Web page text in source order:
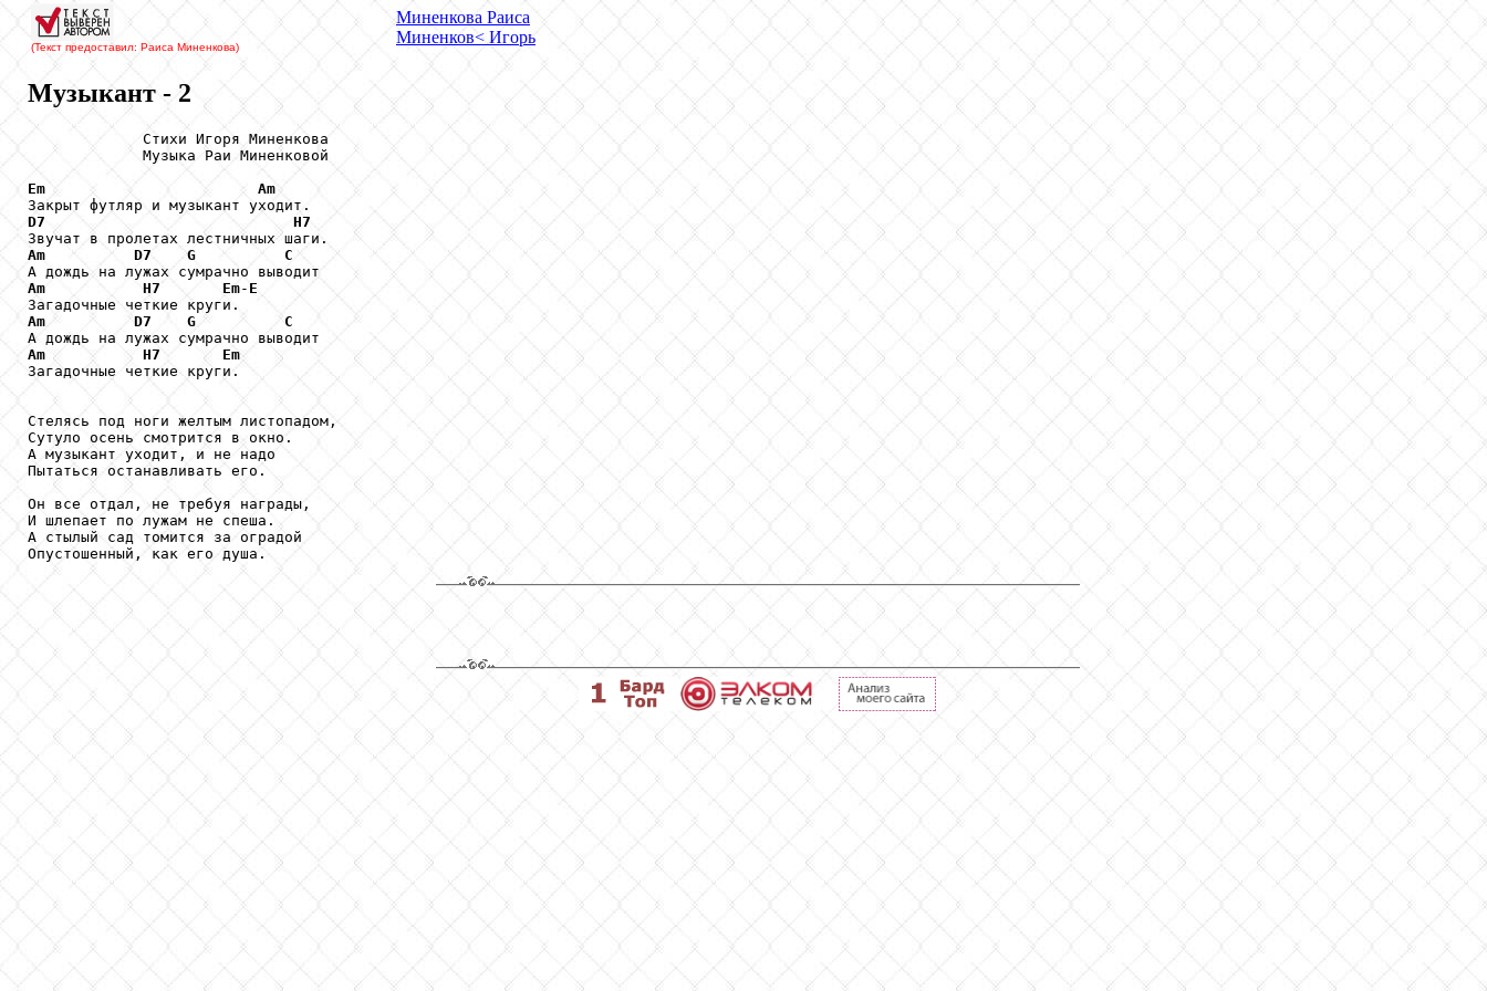
(Текст предоставил: Раиса Миненкова)
Миненкова Раиса
Миненков< Игорь
Музыкант - 2
             Стихи Игоря Миненкова
             Музыка Раи Миненковой
Em
Am
D7
H7
Am
D7 G
C
Am
H7 Em- E
Am
D7 G
C
Am
H7
Em
Загадочные четкие круги.
Стелясь под ноги желтым листопадом,
Сутуло осень смотрится в окно.
А музыкант уходит, и не надо
Пытаться останавливать его.
Он все отдал, не требуя награды,
И шлепает по лужам не спеша.
А стылый сад томится за оградой
Опустошенный, как его душа.